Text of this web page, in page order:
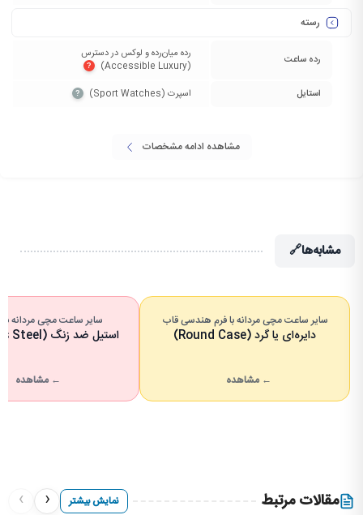
رسته
رده ساعت
رده میان‌رده و لوکس در دسترس
(Accessible Luxury)‏
?
استایل اسپرت (Sport Watches)‏ ?
مشاهده ادامه مشخصات
مشابه‌ها🔗
سایر ساعت مچی مردانه با فرم هندسی قاب
دایره‌ای یا گرد (Round Case)
← مشاهده
سایر ساعت مچی مردانه
استیل ضد زنگ (Stainless Steel)
← مشاهده
مقالات مرتبط نمایش بیشتر ‹
›